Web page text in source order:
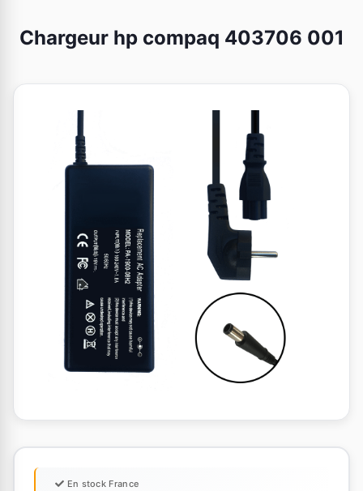
Chargeur hp compaq 403706 001
En stock France